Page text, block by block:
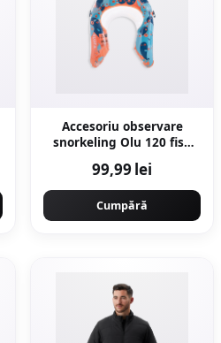
Accesoriu observare
snorkeling Olu 120 fish
99,99 lei
Cumpără